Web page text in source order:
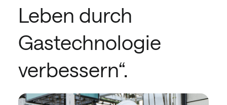
Leben durch
Gastechnologie
verbessern“.